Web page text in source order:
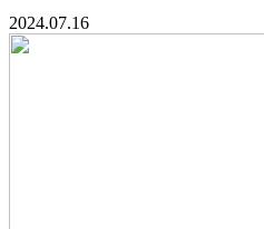
2024.07.16